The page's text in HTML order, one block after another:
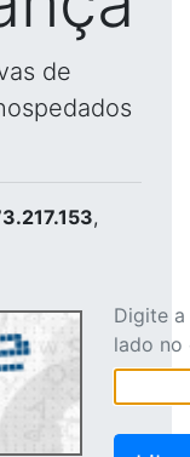
de
,
Digite
lado no